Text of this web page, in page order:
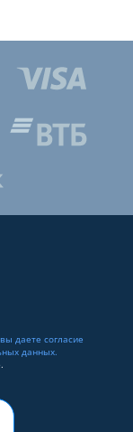
даете согласие
данных.